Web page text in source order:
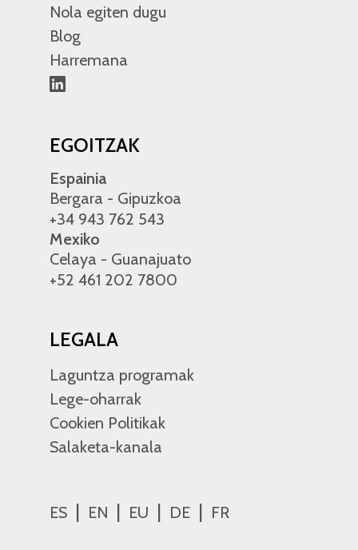
Nola egiten dugu
Blog
Harremana
EGOITZAK
Espainia
Bergara - Gipuzkoa
+34 943 762 543
Mexiko
Celaya - Guanajuato
+52 461 202 7800
LEGALA
Laguntza programak
Lege-oharrak
Cookien Politikak
Salaketa-kanala
ES EN EU DE FR